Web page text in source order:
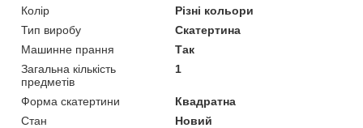
Колір
Різні кольори
Тип виробу
Скатертина
Машинне прання
Так
Загальна кількість
предметів
1
Форма скатертини
Квадратна
Стан
Новий